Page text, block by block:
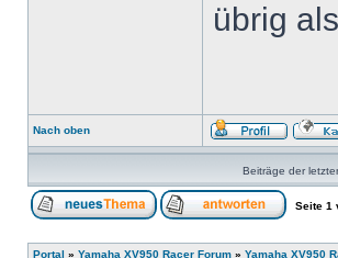
übrig
Nach oben
Beiträge der
Seite 1
Portal » Yamaha XV950 Racer Forum » Yamaha XV950